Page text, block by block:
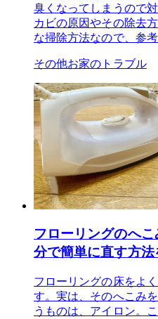
臭くなってしまうので
カビの原因やその除去
な掃除方法なので、参
その他お家のトラブル
フローリングのへ
分で簡単に直す方法
フローリングの床をよ
す。実は、そのへこみ
うものは、アイロン。